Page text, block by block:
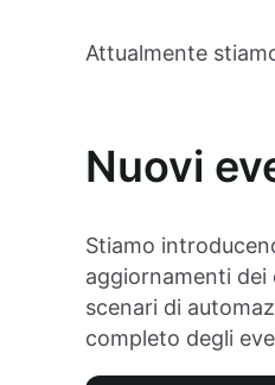
Attualmente
Nuovi
Stiamo
aggiornamenti dei
scenari di
completo degli